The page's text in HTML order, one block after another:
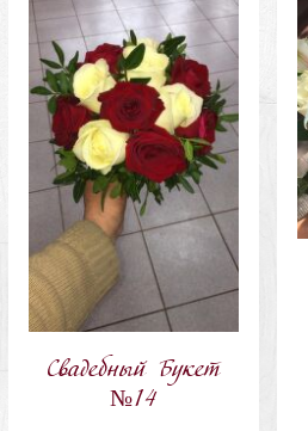
Свадебный Букет
№14